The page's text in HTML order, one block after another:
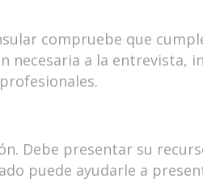
compruebe que
necesaria a la entrevista,
Debe presentar su
puede ayudarle a